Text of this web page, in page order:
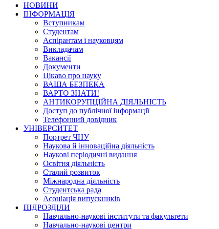
НОВИНИ
ІНФОРМАЦІЯ
Вступникам
Студентам
Аспірантам і науковцям
Викладачам
Вакансії
Документи
Цікаво про науку
ВАША БЕЗПЕКА
ВАРТО ЗНАТИ!
АНТИКОРУПЦІЙНА ДІЯЛЬНІСТЬ
Доступ до публічної інформації
Телефонний довідник
УНІВЕРСИТЕТ
Портрет ЧНУ
Наукова й інноваційна діяльність
Наукові періодичні видання
Освітня діяльність
Сталий розвиток
Міжнародна діяльність
Студентська рада
Асоціація випускників
ПІДРОЗДІЛИ
Навчально-наукові інститути та факультети
Навчально-наукові центри